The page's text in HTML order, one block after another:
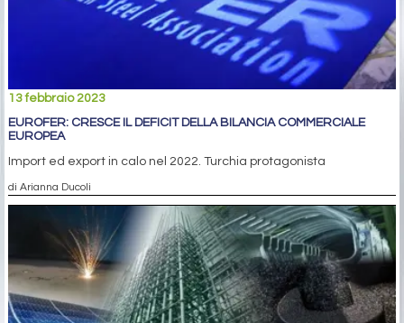
13 febbraio 2023
EUROFER: CRESCE IL DEFICIT DELLA BILANCIA COMMERCIALE
EUROPEA
Import ed export in calo nel 2022. Turchia protagonista
di Arianna Ducoli